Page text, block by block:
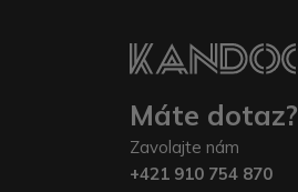
Máte dotaz?
Zavolajte nám
+421 910 754 870